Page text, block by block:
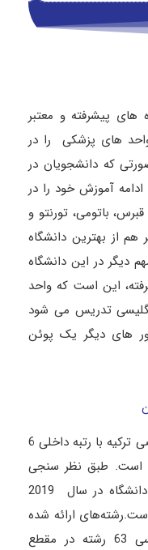
های پیشرفته و معتبر
های پزشکی را در
که دانشجویان در
آموزش خود را در
باتومی، تورنتو و
هم از بهترین دانشگاه
دیگر در این دانشگاه
این است که واحد
تدریس می‌ شود
های دیگر یک پوئن
دانشگاه آیدین از دانشگاه های خصوصی ترکیه با رتبه داخلی 6
است. طبق نظر سنجی
دانشجویان در حال تحصیل در این دانشگاه در سال 2019
است.رشته‌های ارائه شده
در این دانشگاه در مقطع کارشناسی 63 رشته در مقطع